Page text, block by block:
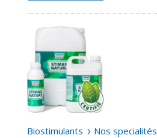
Biostimulants 5 Nos specialités